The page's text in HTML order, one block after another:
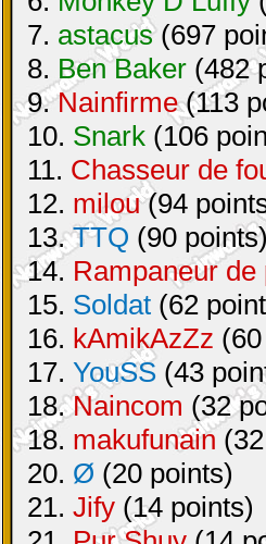
7. astacus(697
8. Ben Baker (482
9.Nainfirme(113
10. Snark (106
11. Chasseur de
12. milou(94
13.TTQ (90 points)
14. Rampaneur de
15. Soldat (62
16. kAmikAzZz
17. YouSS (43
18.Naincom (32
18. makufunain
20. Ø (20 points)
21. Jify (14 points)